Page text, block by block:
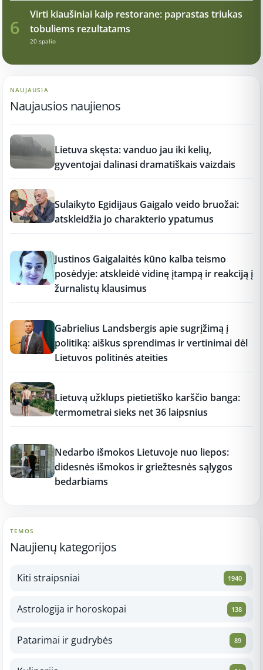
6
Virti kiaušiniai kaip restorane: paprastas triukas
tobuliems rezultatams
20 spalio
NAUJAUSIA
Naujausios naujienos
Lietuva skęsta: vanduo jau iki kelių,
gyventojai dalinasi dramatiškais vaizdais
Sulaikyto Egidijaus Gaigalo veido bruožai:
atskleidžia jo charakterio ypatumus
Justinos Gaigalaitės kūno kalba teismo
posėdyje: atskleidė vidinę įtampą ir reakciją į
žurnalistų klausimus
Gabrielius Landsbergis apie sugrįžimą į
politiką: aiškus sprendimas ir vertinimai dėl
Lietuvos politinės ateities
Lietuvą užklups pietietiško karščio banga:
termometrai sieks net 36 laipsnius
Nedarbo išmokos Lietuvoje nuo liepos:
didesnės išmokos ir griežtesnės sąlygos
bedarbiams
TEMOS
Naujienų kategorijos
Kiti straipsniai 1940
Astrologija ir horoskopai 138
Patarimai ir gudrybės 89